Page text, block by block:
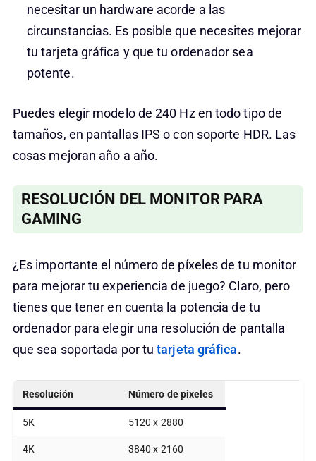
necesitar un hardware acorde a las
circunstancias. Es posible que necesites mejorar
tu tarjeta gráfica y que tu ordenador sea
potente.
Puedes elegir modelo de 240 Hz en todo tipo de
tamaños, en pantallas IPS o con soporte HDR. Las
cosas mejoran año a año.
RESOLUCIÓN DEL MONITOR PARA
GAMING
¿Es importante el número de píxeles de tu monitor
para mejorar tu experiencia de juego? Claro, pero
tienes que tener en cuenta la potencia de tu
ordenador para elegir una resolución de pantalla
que sea soportada por tutarjeta gráfica.
Resolución Número de pixeles
5K 5120 x 2880
4K 3840 x 2160